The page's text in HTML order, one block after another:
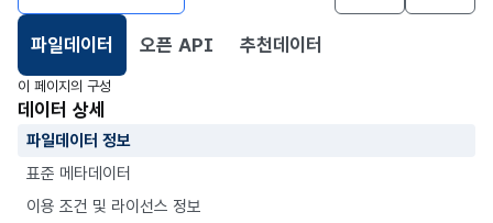
파일데이터
선택됨
오픈 API 추천데이터
이 페이지의 구성
데이터 상세
파일데이터 정보
표준 메타데이터
이용 조건 및 라이선스 정보